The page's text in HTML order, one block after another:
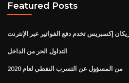
Featured Posts
إكسبريس تخدم دفع الفواتير عبر الإنترنت
التداول الحر من الداخل
من المسؤول عن التسرب النفطي لعام 2020